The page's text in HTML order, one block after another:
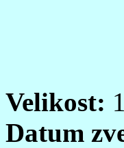
Velikost:
Datum